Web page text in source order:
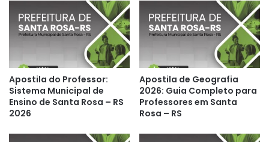
Apostila do Professor:
Sistema Municipal de
Ensino de Santa Rosa – RS
2026
Apostila de Geografia
2026: Guia Completo para
Professores em Santa
Rosa – RS